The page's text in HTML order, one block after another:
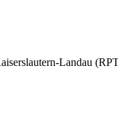
Landau